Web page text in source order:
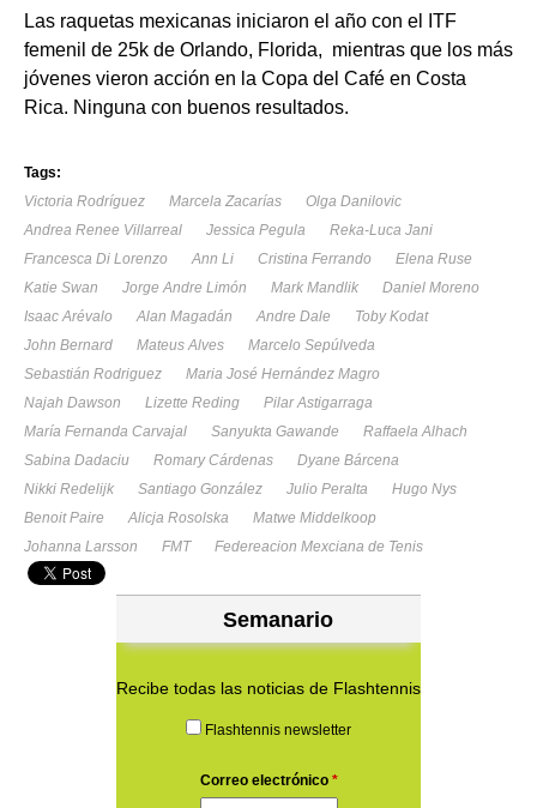
Las raquetas mexicanas iniciaron el año con el ITF
femenil de 25k de Orlando, Florida, mientras que los más
jóvenes vieron acción en la Copa del Café en Costa
Rica. Ninguna con buenos resultados.
Tags:
Victoria Rodríguez
Marcela Zacarías
Olga Danilovic
Andrea Renee Villarreal
Jessica Pegula
Reka-Luca Jani
Francesca Di Lorenzo
Ann Li Cristina Ferrando
Elena Ruse
Katie Swan
Jorge Andre Limón Mark Mandlik
Daniel Moreno
Isaac Arévalo
Alan Magadán Andre Dale
Toby Kodat
John Bernard
Mateus Alves
Marcelo Sepúlveda
Sebastián Rodriguez
Maria José Hernández Magro
Najah Dawson
Lizette Reding
Pilar Astigarraga
María Fernanda Carvajal
Sanyukta Gawande
Raffaela Alhach
Sabina Dadaciu
Romary Cárdenas
Dyane Bárcena
Nikki Redelijk
Santiago González Julio Peralta
Hugo Nys
Benoit Paire
Alicja Rosolska
Matwe Middelkoop
Johanna Larsson
FMT Federeacion Mexciana de Tenis
Semanario
Recibe todas las noticias de Flashtennis
Flashtennis newsletter
Correo electrónico *